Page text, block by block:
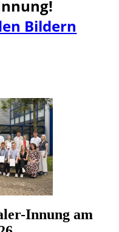
Bildern
Innung am